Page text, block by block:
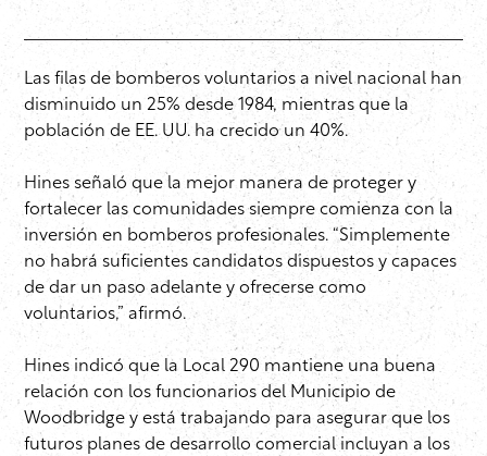
Las filas de bomberos voluntarios a nivel nacional han
disminuido un 25% desde 1984, mientras que la
población de EE. UU. ha crecido un 40%.
Hines señaló que la mejor manera de proteger y
fortalecer las comunidades siempre comienza con la
inversión en bomberos profesionales. “Simplemente
no habrá suficientes candidatos dispuestos y capaces
de dar un paso adelante y ofrecerse como
voluntarios,” afirmó.
Hines indicó que la Local 290 mantiene una buena
relación con los funcionarios del Municipio de
Woodbridge y está trabajando para asegurar que los
futuros planes de desarrollo comercial incluyan a los